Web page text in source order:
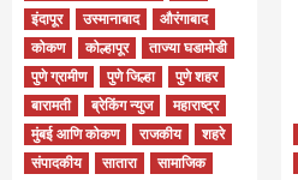
इंदापूर
उस्मानाबाद
औरंगाबाद
कोकण
कोल्हापूर
ताज्या घडामोडी
पुणे ग्रामीण
पुणे जिल्हा
पुणे शहर
बारामती
ब्रेकिंग न्युज
महाराष्ट्र
मुंबई आणि कोकण
राजकीय
शहरे
संपादकीय
सातारा
सामाजिक